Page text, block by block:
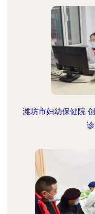
潍坊市妇幼保健院